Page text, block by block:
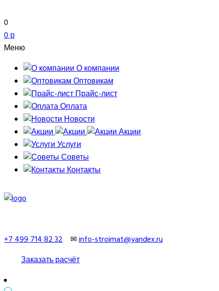
0
0 р
Меню
О компании
Оптовикам
Прайс-лист
Оплата
Новости
Акции
Услуги
Советы
Контакты
+7 499 714 82 32 ✉info-stroimat@yandex.ru
Заказать расчёт